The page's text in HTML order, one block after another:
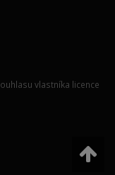
vlastníka licence